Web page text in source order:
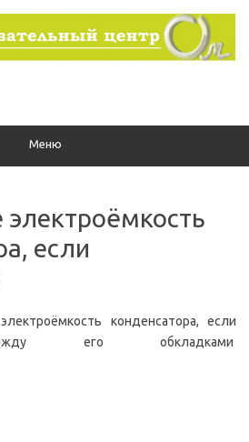
Меню
если
конденсатора, если
его обкладками